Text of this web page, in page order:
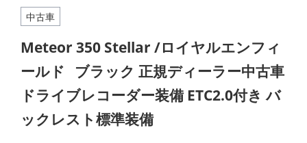
中古車
Meteor 350 Stellar /ロイヤルエンフィ
ールド
ブラック 正規ディーラー中古車
ドライブレコーダー装備 ETC2.0付き バ
ックレスト標準装備